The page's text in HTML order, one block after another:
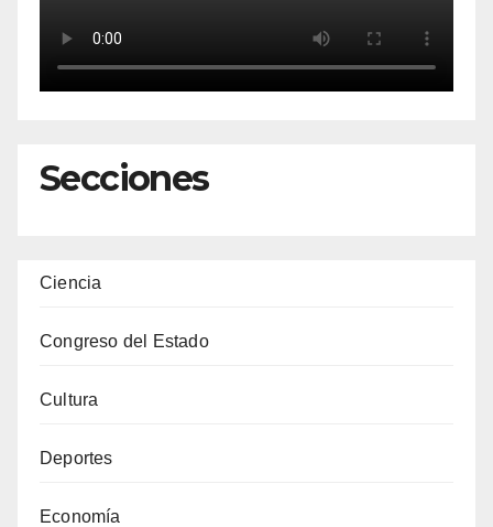
Secciones
Ciencia
Congreso del Estado
Cultura
Deportes
Economía